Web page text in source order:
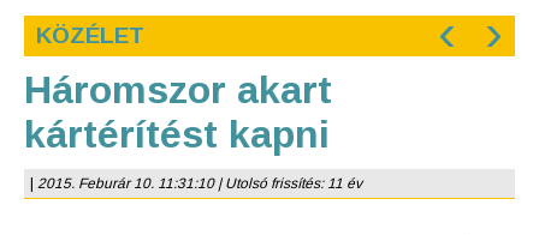
KÖZÉLET ‹ ›
Háromszor akart
kártérítést kapni
2015. Feburár 10. 11:31:10 | Utolsó frissítés: 11 év